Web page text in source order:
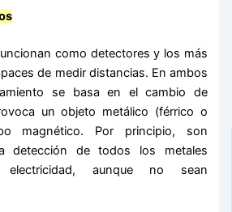
como detectores y los más
de medir distancias. En ambos
se basa en el cambio de
un objeto metálico (férrico o
magnético. Por principio, son
detección de todos los metales
electricidad, aunque no sean